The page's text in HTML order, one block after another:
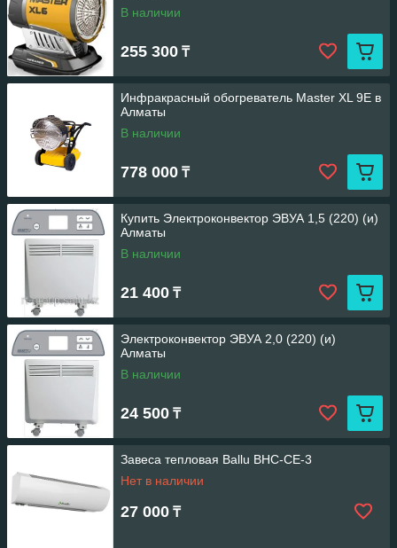
В наличии
255 300 ₸
Инфракрасный обогреватель Master XL 9E в
Алматы
В наличии
778 000 ₸
Купить Электроконвектор ЭВУА 1,5 (220) (и)
Алматы
В наличии
21 400 ₸
Электроконвектор ЭВУА 2,0 (220) (и)
Алматы
В наличии
24 500 ₸
Завеса тепловая Ballu BHC-CE-3
Нет в наличии
27 000 ₸